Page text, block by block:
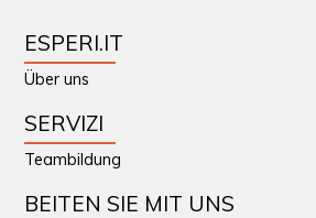
ESPERI.IT
Über uns
SERVIZI
Teambildung
BEITEN SIE MIT UNS